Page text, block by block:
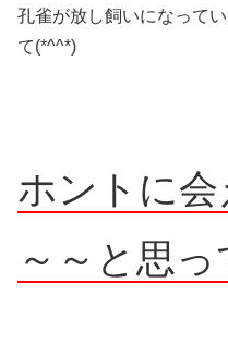
孔雀が放し飼いになって
て(*^^*)
ホントに
～～と思っ